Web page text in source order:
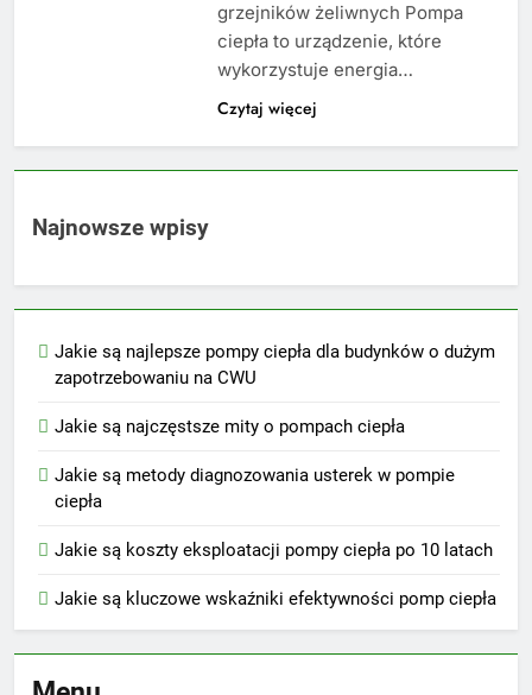
grzejników żeliwnych Pompa
ciepła to urządzenie, które
wykorzystuje energia…
Czytaj więcej
Najnowsze wpisy
Jakie są najlepsze pompy ciepła dla budynków o dużym
zapotrzebowaniu na CWU
Jakie są najczęstsze mity o pompach ciepła
Jakie są metody diagnozowania usterek w pompie
ciepła
Jakie są koszty eksploatacji pompy ciepła po 10 latach
Jakie są kluczowe wskaźniki efektywności pomp ciepła